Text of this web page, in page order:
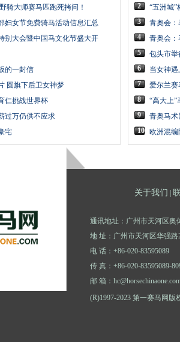
骑大师赛马匹跑死拷问！
妇女节免费骑马活动信息汇总
别大会暨中国马文化节盛大开
的一封信
圆旗下后卫女神梦
仁挑战世界杯
过万仍供不应求
宅
2
“五洲城”
3
青奥会：
4
青奥会：
5
包头市举
6
当女神
7
爱尔兰赛
8
“高大上”
9
青奥马术
10
欧洲混
关于我们
通讯地址：广州市天河区奥
地 址：广州市天河区华强路
电 话：+86-020-83595089
传 真：+86-020-83595089-
邮 箱：
(R)1997-2023 第一赛马网版